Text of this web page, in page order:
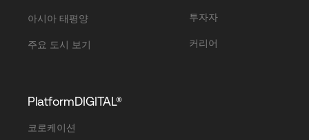
아시아 태평양
주요 도시 보기
투자자
커리어
PlatformDIGITAL®
코로케이션